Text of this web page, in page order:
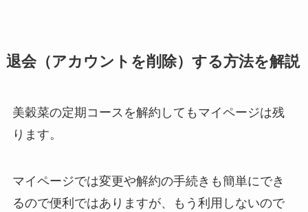
退会（アカウントを削除）する方法を解説
美穀菜の定期コースを解約してもマイページは残
ります。
マイページでは変更や解約の手続きも簡単にでき
るので便利ではありますが、もう利用しないので